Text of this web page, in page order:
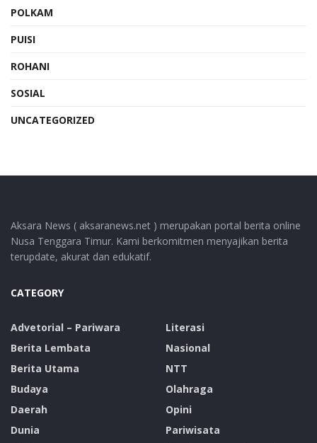
POLKAM
PUISI
ROHANI
SOSIAL
UNCATEGORIZED
Aksara News ( aksaranews.net ) merupakan portal berita online
Nusa Tenggara Timur. Kami berkomitmen menyajikan berita
terupdate, akurat dan edukatif.
CATEGORY
Advetorial – Pariwara
Berita Lembata
Berita Utama
Budaya
Daerah
Dunia
Literasi
Nasional
NTT
Olahraga
Opini
Pariwisata